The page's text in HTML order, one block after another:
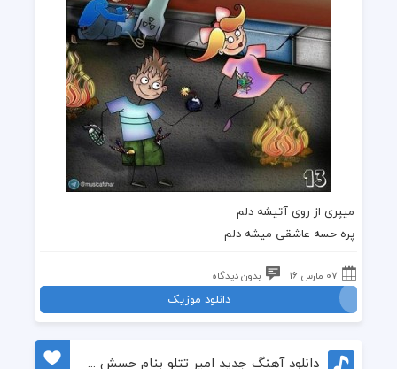
میپری از روی آتیشه دلم
پره حسه عاشقی میشه دلم
07 مارس 16 بدون دیدگاه
دانلود موزیک
دانلود آهنگ جدید امیر تتلو بنام حسش کن